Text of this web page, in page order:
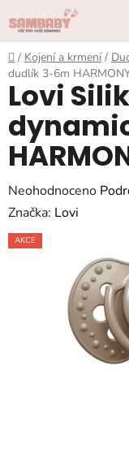
na
obsah
Domů
/ Kojení a krmení /
dudlík 3-6m
Lovi
Průměrné
hodnocení
produktu
Neohodnoceno
Značka: Lovi
AKCE